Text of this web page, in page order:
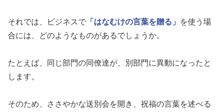
それでは、ビジネスで 「はなむけの言葉を贈る」
を使う場
合には、どのようなものがあるでしょうか。
たとえば、同じ部門の同僚達が、別部門に異動になったと
します。
そのため、ささやかな送別会を開き、祝福の言葉を述べる